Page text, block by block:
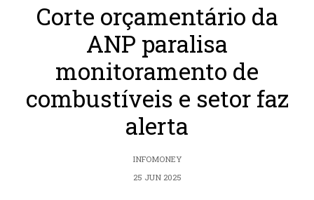
Corte orçamentário da
ANP paralisa
monitoramento de
combustíveis e setor faz
alerta
INFOMONEY
25 JUN 2025